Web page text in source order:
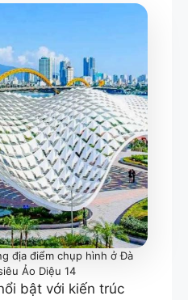
địa điểm chụp hình ở Đà
Ảo Diệu 14
bật với kiến trúc